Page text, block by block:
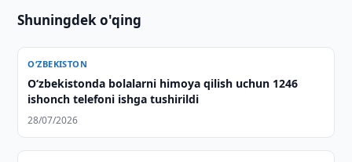
Shuningdek o'qing
O‘ZBEKISTON
O‘zbekistonda bolalarni himoya qilish uchun 1246
ishonch telefoni ishga tushirildi
28/07/2026